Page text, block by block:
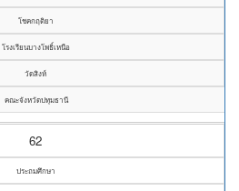
โชคกฤติยา
โรงเรียนบางโพธิ์เหนือ
วัดสิงห์
คณะจังหวัดปทุมธานี
62
ประถมศึกษา